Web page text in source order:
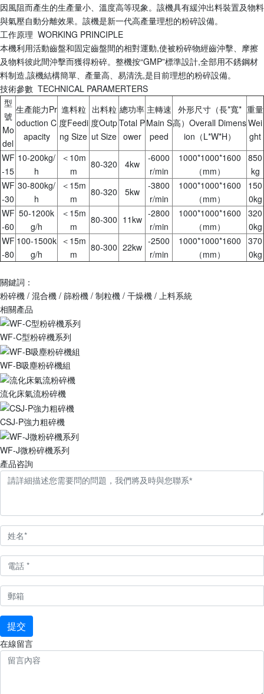
因風阻而產生的生產量小、溫度高等現象。該機具有緩沖出料裝置及物料
與氣壓自動分離效果。該機是新一代高產量理想的粉碎設備。
工作原理 WORKING PRINCIPLE
本機利用活動齒盤和固定齒盤間的相對運動,使被粉碎物經齒沖擊、摩擦
及物料彼此間沖擊而獲得粉碎。整機按“GMP”標準設計,全部用不銹鋼材
料制造,該機結構簡單、產量高、易清洗,是目前理想的粉碎設備。
技術參數 TECHNICAL PARAMERTERS
型
號
Mo
del
生產能力Pr
oduction C
apacity
進料粒
度Feedi
ng Size
出料粒
度Outp
ut Size
總功率
Total P
ower
主轉速
Main S
peed
外形尺寸（長*寬*
高）Overall Dimens
ion（L*W*H）
重量
Wei
ght
WF
-15
10-200kg/
h
＜10m
m
80-320 4kw
-6000
r/min
1000*1000*1600
（mm）
850
kg
WF
-30
30-800kg/
h
＜15m
m
80-320 5kw
-3800
r/min
1000*1000*1600
（mm）
150
0kg
WF
-60
50-1200k
g/h
＜15m
m
80-300 11kw
-2800
r/min
1000*1000*1600
（mm）
320
0kg
WF
-80
100-1500k
g/h
＜15m
m
80-300 22kw
-2500
r/min
1000*1000*1600
（mm）
370
0kg
關鍵詞：
粉碎機 / 混合機 / 篩粉機 / 制粒機 / 干燥機 / 上料系統
相關產品
WF-C型粉碎機系列
WF-B吸塵粉碎機組
流化床氣流粉碎機
CSJ-P強力粗碎機
WF-J微粉碎機系列
產品咨詢
提交
在線留言